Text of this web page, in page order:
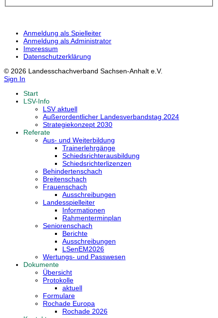
Anmeldung als Spielleiter
Anmeldung als Administrator
Impressum
Datenschutzerklärung
© 2026 Landesschachverband Sachsen-Anhalt e.V.
Sign In
Start
LSV-Info
LSV aktuell
Außerordentlicher Landesverbandstag 2024
Strategiekonzept 2030
Referate
Aus- und Weiterbildung
Trainerlehrgänge
Schiedsrichterausbildung
Schiedsrichterlizenzen
Behindertenschach
Breitenschach
Frauenschach
Ausschreibungen
Landesspielleiter
Informationen
Rahmenterminplan
Seniorenschach
Berichte
Ausschreibungen
LSenEM2026
Wertungs- und Passwesen
Dokumente
Übersicht
Protokolle
aktuell
Formulare
Rochade Europa
Rochade 2026